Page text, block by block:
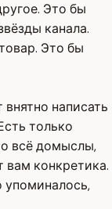
Это бы
канала.
Это бы
написать
только
всё домыслы,
вам конкретика.
упоминалось,